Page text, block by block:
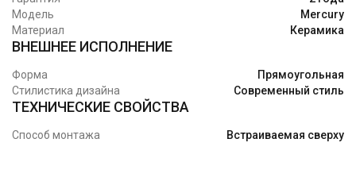
Модель
Mercury
Материал
Керамика
ВНЕШНЕЕ ИСПОЛНЕНИЕ
Форма
Прямоугольная
Стилистика дизайна
Современный стиль
ТЕХНИЧЕСКИЕ СВОЙСТВА
Способ монтажа Встраиваемая сверху